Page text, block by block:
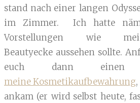
stand nach einer langen
im Zimmer. Ich hatte
Vorstellungen wie
Beautyecke aussehen sollte.
euch dann
meine Kosmetikaufbewahrung
ankam (er wird selbst heute,